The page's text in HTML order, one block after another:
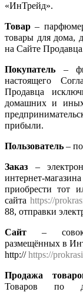
«ИнТрейд».
Товар –
товары для дома,
на Сайте
Покупатель –
настоящего
Продавца
домашних и
прибыли.
Пользователь –
Заказ –
интернет-
приобрести тот
сайта https://
88, отправки
Сайт –
размещённых в
http://https://
Продажа
Товаров по